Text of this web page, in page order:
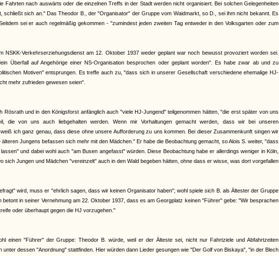
nach auswärts oder die einzelnen Treffs in der Stadt werden nicht organisiert. Bei solchen Gelegenheiten
schließt sich an." Das Theodor B., der "Organisator" der Gruppe vom Waidmarkt, so D., sei ihm nicht bekannt. Es
sei er auch regelmäßig gekommen - "zumindest jeden zweiten Tag entweder in den Volksgarten oder zum
Verkehrserziehungsdienst am 12. Oktober 1937 weder geplant war noch bewusst provoziert worden sei.
Überfall auf Angehörige einer NS-Organisation besprochen oder geplant worden". Es habe zwar ab und zu
Motiven" entsprungen. Es treffe auch zu, "dass sich in unserer Gesellschaft verschiedene ehemalige HJ-
mehr zufrieden gewesen seien".
und in den Königsforst anfänglich auch "viele HJ-Jungend" teilgenommen hätten, "die erst später von uns
die von uns auch liebgehalten werden. Wenn mir Vorhaltungen gemacht werden, dass wir bei unseren
ich ganz genau, dass diese ohne unsere Aufforderung zu uns kommen. Bei dieser Zusammenkunft singen wir
Jungens befassen sich mehr mit den Mädchen." Er habe die Beobachtung gemacht, so Alois S. weiter, "dass
und dabei wohl auch "am Busen angefasst" würden. Diese Beobachtung habe er allerdings weniger in Köln,
Jungen und Mädchen "vereinzelt" auch in den Wald begeben hätten, ohne dass er wisse, was dort vorgefallen
wird, muss er "ehrlich sagen, dass wir keinen Organisator haben"; wohl spiele sich B. als Ältester der Gruppe
in seiner Vernehmung am 22. Oktober 1937, dass es am Georgplatz keinen "Führer" gebe: "Wir besprachen
oder überhaupt gegen die HJ vorzugehen."
einen "Führer" der Gruppe: Theodor B. würde, weil er der Älteste sei, nicht nur Fahrtziele und Abfahrtzeiten
dessen "Anordnung" stattfinden. Hier würden dann Lieder gesungen wie "Der Golf von Biskaya", "in der Blech